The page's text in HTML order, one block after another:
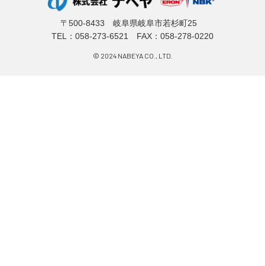
〒500-8433 岐阜県岐阜市若杉町25
TEL： 058-273-6521 FAX：058-278-0220
© 2024 NABEYA CO., LTD.